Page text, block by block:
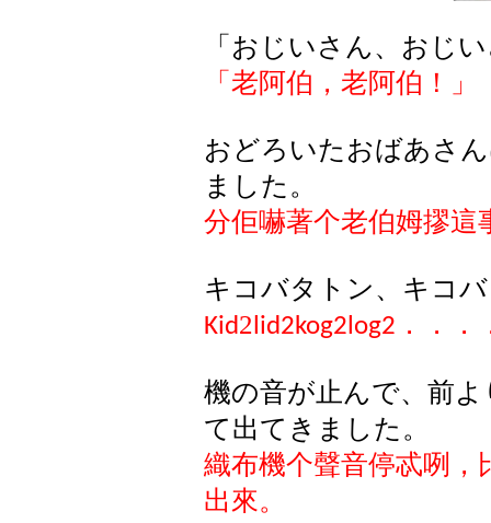
「おじいさん、おじ
「老阿伯，老阿伯！」
おどろいたおばあさ
ました。
分佢嚇著个老伯姆摎這
キコバタトン、キコ
Kid2lid2kog2log2 ．．
機の音が止んで、前
て出てきました。
織布機个聲音停忒咧，
出來。